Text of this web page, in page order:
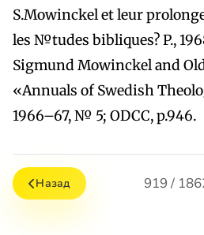
S.Mowinckel et leur
les №tudes bibliques? P.,
Sigmund Mowinckel and
«Annuals of Swedish
1966–67, № 5; ODCC, p.946.
Назад 919 /